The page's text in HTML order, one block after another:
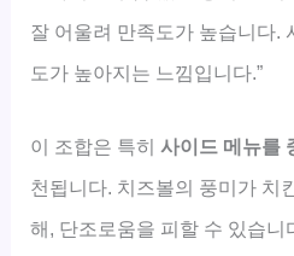
잘 어울려 만족도가 높습니다.
도가 높아지는 느낌입니다.”
이 조합은 특히사이드 메뉴를
천됩니다. 치즈볼의 풍미가 치
해, 단조로움을 피할 수 있습니